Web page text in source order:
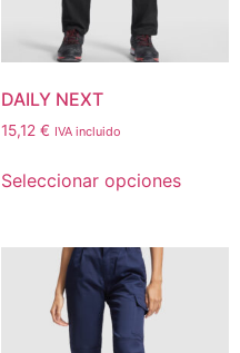
DAILY NEXT
15,12 € IVA incluido
Seleccionar opciones